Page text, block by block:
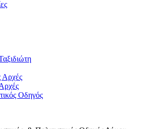
Αρχές
Οδηγός